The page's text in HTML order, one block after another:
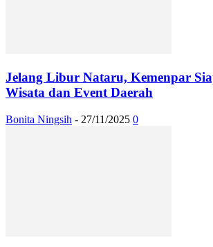
Jelang Libur Nataru, Kemenpar
Wisata dan Event Daerah
Bonita Ningsih - 27/11/2025 0